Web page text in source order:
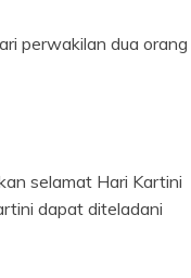
perwakilan dua orang
selamat Hari Kartini
dapat diteladani